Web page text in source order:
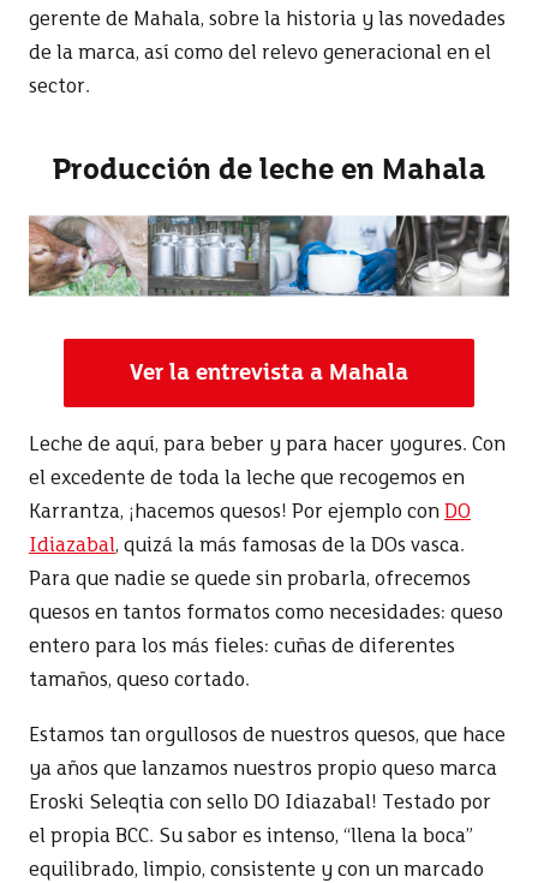
gerente de Mahala, sobre la historia y las novedades
de la marca, así como del relevo generacional en el
sector.
Producción de leche en Mahala
Ver la entrevista a Mahala
Leche de aquí, para beber y para hacer yogures. Con
el excedente de toda la leche que recogemos en
Karrantza, ¡hacemos quesos! Por ejemplo con DO
Idiazabal , quizá la más famosas de la DOs vasca.
Para que nadie se quede sin probarla, ofrecemos
quesos en tantos formatos como necesidades: queso
entero para los más fieles: cuñas de diferentes
tamaños, queso cortado.
Estamos tan orgullosos de nuestros quesos, que hace
ya años que lanzamos nuestros propio queso marca
Eroski Seleqtia con sello DO Idiazabal! Testado por
el propia BCC. Su sabor es intenso, “llena la boca”
equilibrado, limpio, consistente y con un marcado